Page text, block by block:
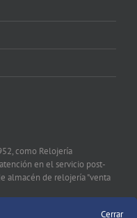
como Relojería
en el servicio post-
almacén de relojería "venta
Cerrar